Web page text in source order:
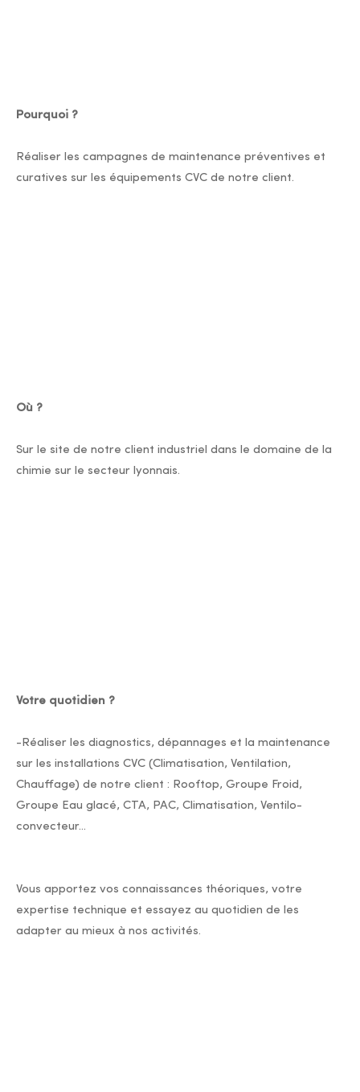
Pourquoi ?
Réaliser les campagnes de maintenance préventives et
curatives sur les équipements CVC de notre client.
Où ?
Sur le site de notre client industriel dans le domaine de la
chimie sur le secteur lyonnais.
Votre quotidien ?
-Réaliser les diagnostics, dépannages et la maintenance
sur les installations CVC (Climatisation, Ventilation,
Chauffage) de notre client : Rooftop, Groupe Froid,
Groupe Eau glacé, CTA, PAC, Climatisation, Ventilo-
convecteur...
Vous apportez vos connaissances théoriques, votre
expertise technique et essayez au quotidien de les
adapter au mieux à nos activités.